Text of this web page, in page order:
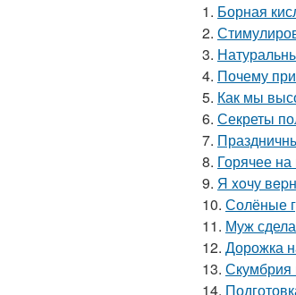
1. Борная
2.
3.
4. Почему
5. Как мы
6. Секреты
7.
8. Горячее
9. Я xoчу
10. Солёные
11. Муж
12. Дорожка
13. Скумбрия
14.